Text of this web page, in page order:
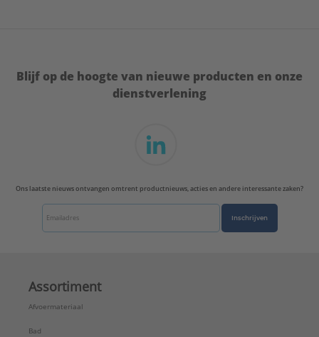
Blijf op de hoogte van nieuwe producten en onze
dienstverlening
Ons laatste nieuws ontvangen omtrent productnieuws, acties en andere interessante zaken?
Inschrijven
Assortiment
Afvoermateriaal
Bad